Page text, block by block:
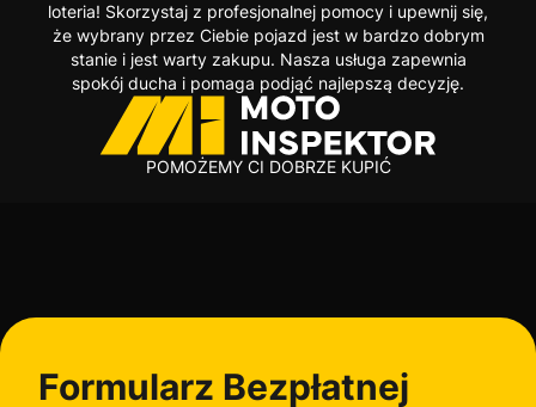
loteria! Skorzystaj z profesjonalnej pomocy i upewnij się,
że wybrany przez Ciebie pojazd jest w bardzo dobrym
stanie i jest warty zakupu. Nasza usługa zapewnia
spokój ducha i pomaga podjąć najlepszą decyzję.
POMOŻEMY CI DOBRZE KUPIĆ
Formularz Bezpłatnej